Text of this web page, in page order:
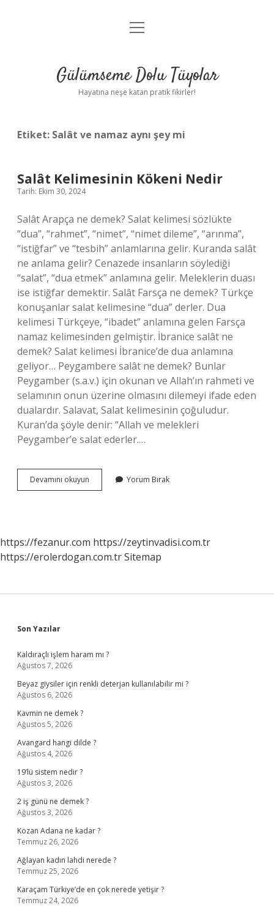
Anasayfa
Yasal Uyarı
menüyü
Gülümseme Dolu Tüyolar
Hayatına neşe katan pratik fikirler!
Etiket: Salât ve namaz aynı şey mi
Salât Kelimesinin Kökeni Nedir
Tarih: Ekim 30, 2024
Salât Arapça ne demek? Salat kelimesi sözlükte
“dua”, “rahmet”, “nimet”, “nimet dileme”, “arınma”,
“istiğfar” ve “tesbih” anlamlarına gelir. Kuranda salât
ne anlama gelir? Cenazede insanların söylediği
“salat”, “dua etmek” anlamına gelir. Meleklerin duası
ise istiğfar demektir. Salât Farsça ne demek? Türkçe
konuşanlar salat kelimesine “dua” derler. Dua
kelimesi Türkçeye, “ibadet” anlamına gelen Farsça
namaz kelimesinden gelmiştir. İbranice salât ne
demek? Salat kelimesi İbranice’de dua anlamına
geliyor… Peygambere salât ne demek? Bunlar
Peygamber (s.a.v.) için okunan ve Allah’ın rahmeti ve
selamının onun üzerine olmasını dilemeyi ifade eden
dualardır. Salavat, Salat kelimesinin çoğuludur.
Kuran’da şöyle denir: “Allah ve melekleri
Peygamber’e salat ederler.…
Devamını okuyun
Kelimesinin
Yorum Bırak
https://fezanur.com https://zeytinvadisi.com.tr
https://erolerdogan.com.trSitemap
Sidebar
Son Yazılar
Kaldıraçlı işlem haram mı ?
Ağustos 7, 2026
Beyaz giysiler için renkli deterjan kullanılabilir mi ?
Ağustos 6, 2026
Kavmin ne demek ?
Ağustos 5, 2026
Avangard hangi dilde ?
Ağustos 4, 2026
19’lü sistem nedir ?
Ağustos 3, 2026
2 iş günü ne demek ?
Ağustos 3, 2026
Kozan Adana ne kadar ?
Temmuz 26, 2026
Ağlayan kadın lahdi nerede ?
Temmuz 25, 2026
Karaçam Türkiye’de en çok nerede yetişir ?
Temmuz 24, 2026